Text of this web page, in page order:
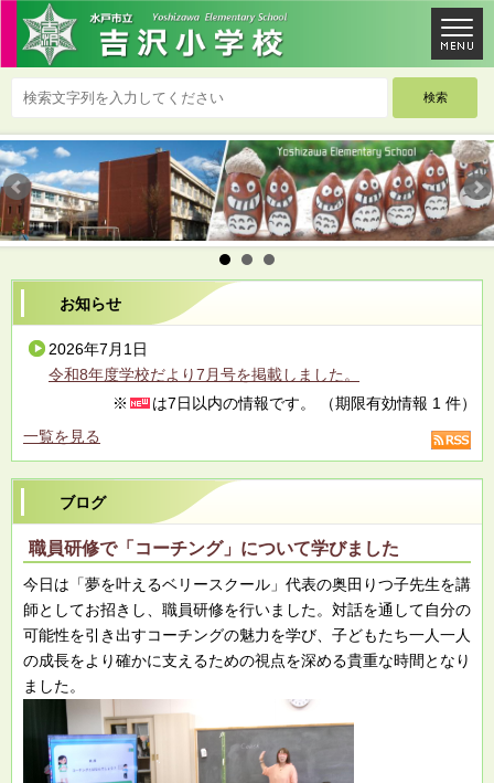
お知らせ
一覧を見る
2026年7月1日
令和8年度学校だより7月号を掲載しました。
※
は7日以内の情報です。 （期限有効情報 1 件）
ブログ
職員研修で「コーチング」について学びました
今日は「夢を叶えるベリースクール」代表の奥田りつ子先生を講
師としてお招きし、職員研修を行いました。対話を通して自分の
可能性を引き出すコーチングの魅力を学び、子どもたち一人一人
の成長をより確かに支えるための視点を深める貴重な時間となり
ました。